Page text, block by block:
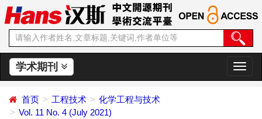
学术期刊
切
换
首页 工程技术
化学工程与技术
Vol. 11 No. 4 (July 2021)